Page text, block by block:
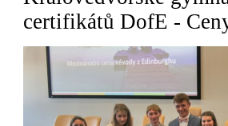
certifikátů DofE -